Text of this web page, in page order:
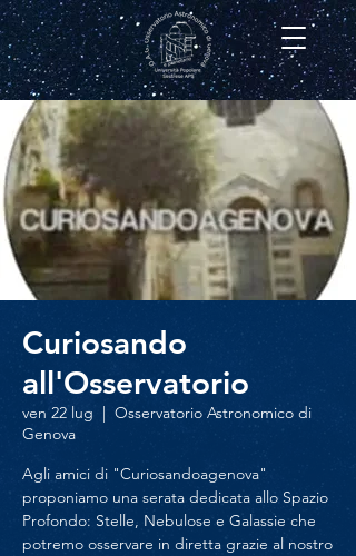
Curiosando
all'Osservatorio
ven 22 lug
  |
Osservatorio Astronomico di
Genova
Agli amici di "Curiosandoagenova"
proponiamo una serata dedicata allo Spazio
Profondo: Stelle, Nebulose e Galassie che
potremo osservare in diretta grazie al nostro